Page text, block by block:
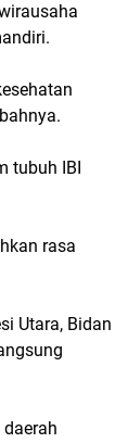
tubuh IBI
rasa
Utara, Bidan